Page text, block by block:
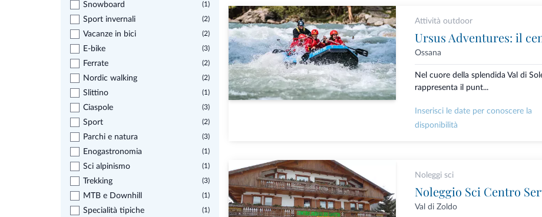
Snowboard (1)
Sport invernali (2)
Vacanze in bici (2)
E-bike (3)
Ferrate (2)
Nordic walking (2)
Slittino (1)
Ciaspole (3)
Sport (2)
Parchi e natura (3)
Enogastronomia (1)
Sci alpinismo (1)
Trekking (3)
MTB e Downhill (1)
Specialità tipiche (1)
Attività outdoor
Ossana
Nel cuore della splendida Val di
rappresenta il punt...
Inserisci le date per conoscere la
disponibilità
Noleggi sci
Noleggio Sci Centro
Val di Zoldo